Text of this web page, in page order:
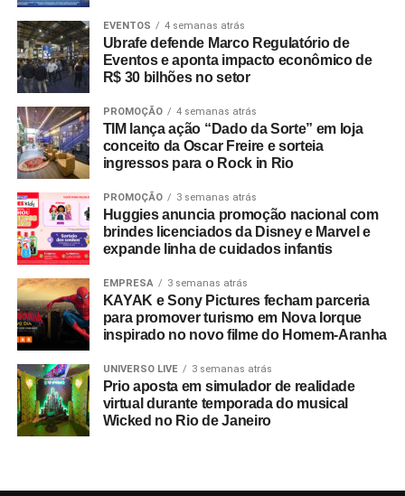
EVENTOS 4 semanas atrás
Ubrafe defende Marco Regulatório de
Eventos e aponta impacto econômico de
R$ 30 bilhões no setor
PROMOÇÃO 4 semanas atrás
TIM lança ação “Dado da Sorte” em loja
conceito da Oscar Freire e sorteia
ingressos para o Rock in Rio
PROMOÇÃO 3 semanas atrás
Huggies anuncia promoção nacional com
brindes licenciados da Disney e Marvel e
expande linha de cuidados infantis
EMPRESA 3 semanas atrás
KAYAK e Sony Pictures fecham parceria
para promover turismo em Nova Iorque
inspirado no novo filme do Homem-Aranha
UNIVERSO LIVE 3 semanas atrás
Prio aposta em simulador de realidade
virtual durante temporada do musical
Wicked no Rio de Janeiro